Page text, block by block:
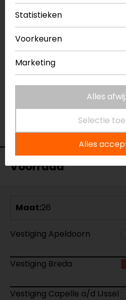
Naam
Model
Merk
Kleur
Zwart
Certificeringsklasse
Materiaal
denim
Zomer
Pasvorm
Slim
Voorraad
Maat:26
Vestiging Apeldoorn
Vestiging Breda
Vestiging Capelle a/d IJssel
Statistieken
Voorkeuren
Marketing
Alles
Selectie
Alles